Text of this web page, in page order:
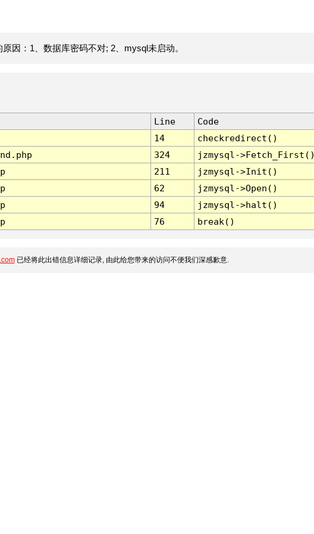
因：1、数据库密码不对; 2、mysql未启动。
Line
Code
14
checkredirect()
324
jzmysql-
211
jzmysql->Init()
62
jzmysql->Open()
94
jzmysql->halt()
76 break()
已经将此出错信息详细记录, 由此给您带来的访问不便我们深感歉意.